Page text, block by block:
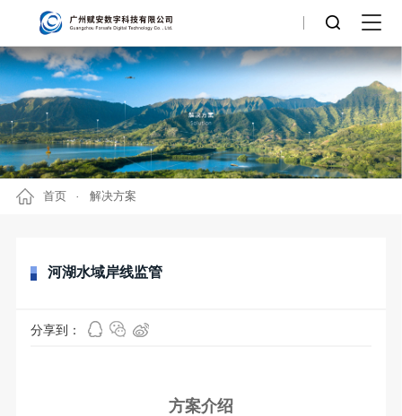
首页 解决方案
河湖水域岸线监管
分享到：
方案介绍